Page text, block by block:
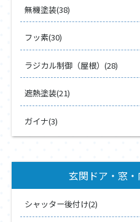
無機塗装(38)
フッ素(30)
ラジカル制御（屋根）(28)
遮熱塗装(21)
ガイナ(3)
玄関ドア・窓
シャッター後付け(2)